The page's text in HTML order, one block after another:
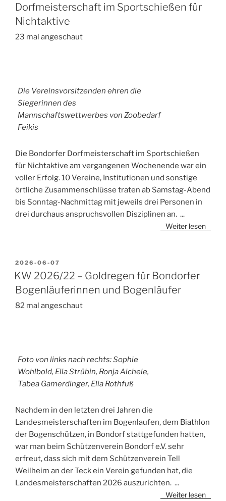
Dorfmeisterschaft im Sportschießen für
Nichtaktive
23 mal angeschaut
Die Vereinsvorsitzenden ehren die
Siegerinnen des
Mannschaftswettwerbes von Zoobedarf
Feikis
Die Bondorfer Dorfmeisterschaft im Sportschießen
für Nichtaktive am vergangenen Wochenende war ein
voller Erfolg. 10 Vereine, Institutionen und sonstige
örtliche Zusammenschlüsse traten ab Samstag-Abend
bis Sonntag-Nachmittag mit jeweils drei Personen in
drei durchaus anspruchsvollen Disziplinen an. ...
Weiter lesen
VERÖFFENTLICHT
AM
2026-06-07
KW 2026/22 – Goldregen für Bondorfer
Bogenläuferinnen und Bogenläufer
82 mal angeschaut
Foto von links nach rechts: Sophie
Wohlbold, Ella Strübin, Ronja Aichele,
Tabea Gamerdinger, Elia Rothfuß
Nachdem in den letzten drei Jahren die
Landesmeisterschaften im Bogenlaufen, dem Biathlon
der Bogenschützen, in Bondorf stattgefunden hatten,
war man beim Schützenverein Bondorf e.V. sehr
erfreut, dass sich mit dem Schützenverein Tell
Weilheim an der Teck ein Verein gefunden hat, die
Landesmeisterschaften 2026 auszurichten. ...
Weiter lesen